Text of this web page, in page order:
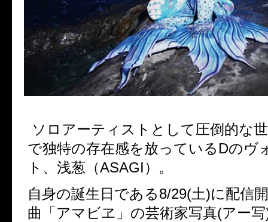
ソロアーティストとして圧倒的な
で独特の存在感を放っているDのヴ
ト、浅葱（ASAGI）。
自身の誕生日である8/29(土)に配信
曲「アマビヱ」の芸術家写真(アー